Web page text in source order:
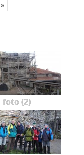
»
foto (2)